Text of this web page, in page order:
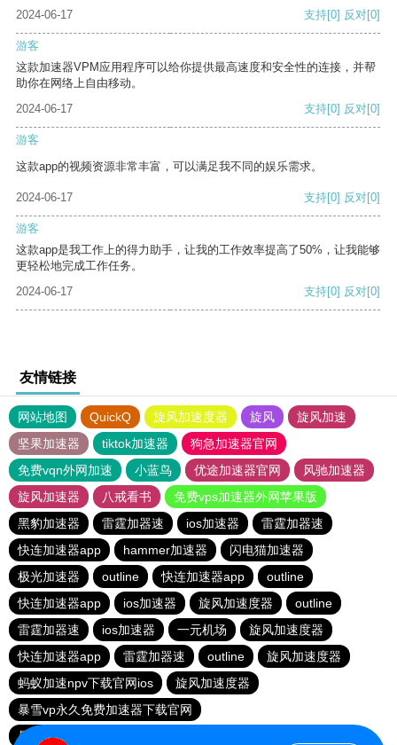
2024-06-17
支持[0] 反对[0]
游客
这款加速器VPM应用程序可以给你提供最高速度和安全性的连接，并帮
助你在网络上自由移动。
2024-06-17
支持[0] 反对[0]
游客
这款app的视频资源非常丰富，可以满足我不同的娱乐需求。
2024-06-17 支持[0] 反对[0]
游客
这款app是我工作上的得力助手，让我的工作效率提高了50%，让我能够
更轻松地完成工作任务。
2024-06-17
支持[0] 反对[0]
友情链接
网站地图 QuickQ 旋风加速度器 旋风
旋风加速
坚果加速器
tiktok加速器
狗急加速器官网
免费vqn外网加速
小蓝鸟 优途加速器官网
风驰加速器
旋风加速器
八戒看书
免费vps加速器外网苹果版
黑豹加速器
雷霆加器速 ios加速器
雷霆加器速
快连加速器app
hammer加速器
闪电猫加速器
极光加速器
outline 快连加速器app
outline
快连加速器app
ios加速器 旋风加速度器
outline
雷霆加器速
ios加速器 一元机场
旋风加速度器
快连加速器app
雷霆加器速 outline
旋风加速度器
蚂蚁加速npv下载官网ios
旋风加速度器
暴雪vp永久免费加速器下载官网
暴雪vp永久免费加速器下载官网